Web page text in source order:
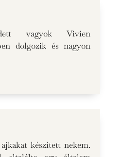
vagyok Vivien
dolgozik és nagyon
készített nekem.